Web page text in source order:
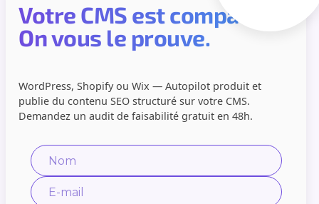
Votre CMS est compatible.
On vous le prouve.
WordPress, Shopify ou Wix — Autopilot produit et
publie du contenu SEO structuré sur votre CMS.
Demandez un audit de faisabilité gratuit en 48h.